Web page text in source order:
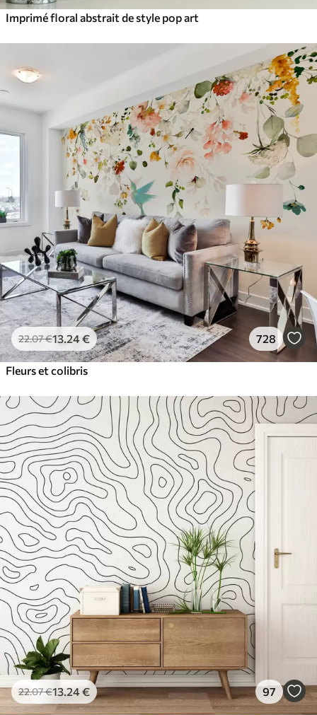
Imprimé floral abstrait de style pop art
22.07€13.24€ 728
Fleurs et colibris
22.07€13.24€ 97